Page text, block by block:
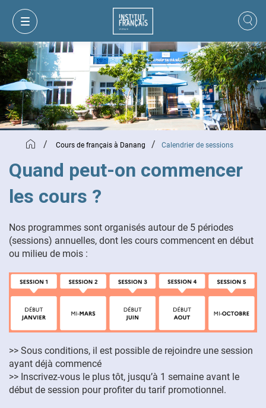
CONNEXION
FR
/ Cours de français à Danang / Calendrier de sessions
Quand peut-on commencer
les cours ?
Nos programmes sont organisés autour de 5 périodes
(sessions) annuelles, dont les cours commencent en début
ou milieu de mois :
>> Sous conditions, il est possible de rejoindre une session
ayant déjà commencé
>> Inscrivez-vous le plus tôt, jusqu’à 1 semaine avant le
début de session pour profiter du tarif promotionnel.